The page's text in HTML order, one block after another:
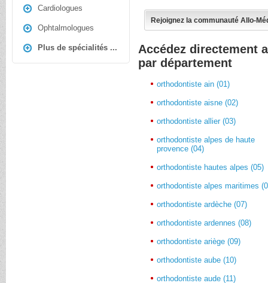
Cardiologues
Ophtalmologues
Plus de spécialités ...
Rejoignez la communauté Allo-
Accédez directement
par département
orthodontiste ain (01)
orthodontiste aisne (02)
orthodontiste allier (03)
orthodontiste alpes de haute
provence (04)
orthodontiste hautes alpes (05)
orthodontiste alpes maritimes
orthodontiste ardèche (07)
orthodontiste ardennes (08)
orthodontiste ariège (09)
orthodontiste aube (10)
orthodontiste aude (11)